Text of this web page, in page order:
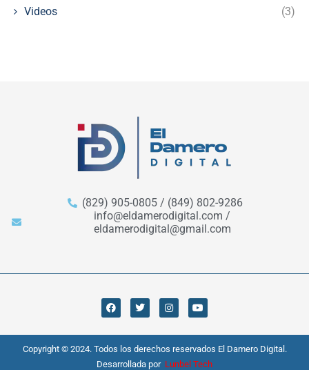
Videos (3)
(829) 905-0805 / (849) 802-9286
info@eldamerodigital.com /
eldamerodigital@gmail.com
Copyright © 2024. Todos los derechos reservados El Damero Digital.
Desarrollada por Lunbel Tech